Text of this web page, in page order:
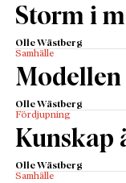
Storm i
Olle Wästberg
Samhälle
Modellen
Olle Wästberg
Fördjupning
Kunskap
Olle Wästberg
Samhälle